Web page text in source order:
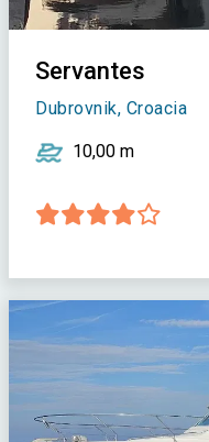
Servantes
Dubrovnik, Croacia
10,00 m